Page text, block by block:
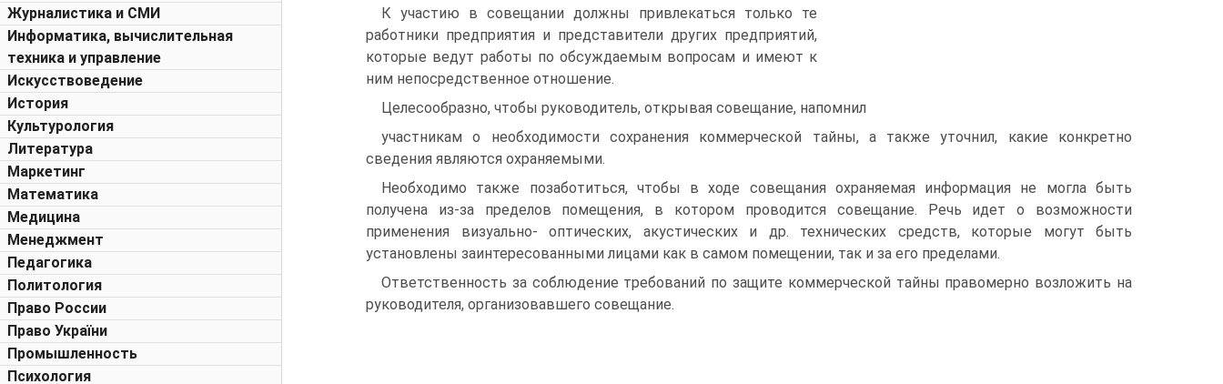
Журналистика и СМИ
Информатика, вычислительная
техника и управление
Искусствоведение
История
Культурология
Литература
Маркетинг
Математика
Медицина
Менеджмент
Педагогика
Политология
Право России
Право України
Промышленность
Психология
К участию в совещании должны привлекаться только те
работники предприятия и представители других предприятий,
которые ведут работы по обсуждаемым вопросам и имеют к
ним непосредственное отношение.
Целесообразно, чтобы руководитель, открывая совещание, напомнил
участникам о необходимости сохранения коммерческой тайны, а также уточнил, какие конкретно
сведения являются охраняемыми.
Необходимо также позаботиться, чтобы в ходе совещания охраняемая информация не могла быть
получена из-за пределов помещения, в котором проводится совещание. Речь идет о возможности
применения визуально- оптических, акустических и др. технических средств, которые могут быть
установлены заинтересованными лицами как в самом помещении, так и за его пределами.
Ответственность за соблюдение требований по защите коммерческой тайны правомерно возложить на
руководителя, организовавшего совещание.